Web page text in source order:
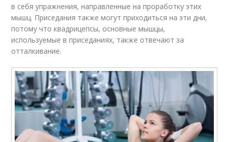
в себя упражнения, направленные на проработку этих
мышц. Приседания также могут приходиться на эти дни,
потому что квадрицепсы, основные мышцы,
используемые в приседаниях, также отвечают за
отталкивание.